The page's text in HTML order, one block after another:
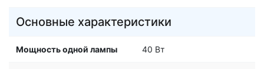
Основные характеристики
Мощность одной лампы 40 Вт